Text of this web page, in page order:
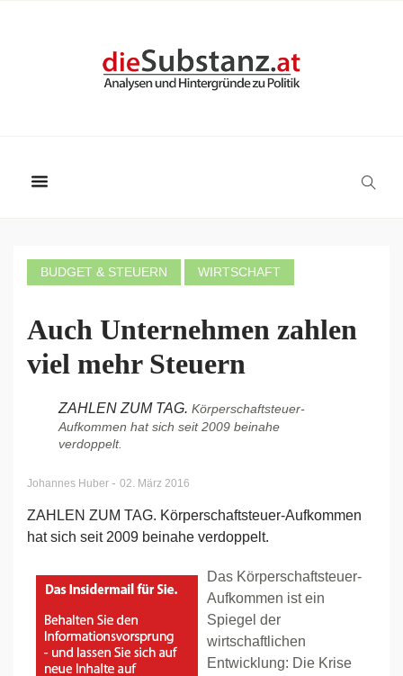
BUDGET & STEUERN WIRTSCHAFT
Auch Unternehmen zahlen
viel mehr Steuern
ZAHLEN ZUM TAG. Körperschaftsteuer-
Aufkommen hat sich seit 2009 beinahe
verdoppelt.
Johannes Huber - 02. März 2016
ZAHLEN ZUM TAG. Körperschaftsteuer-Aufkommen
hat sich seit 2009 beinahe verdoppelt.
Das Körperschaftsteuer-
Aufkommen ist ein
Spiegel der
wirtschaftlichen
Entwicklung: Die Krise